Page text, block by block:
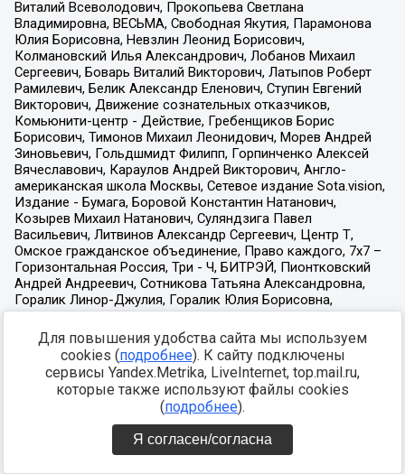
Для повышения удобства сайта мы используем
cookies (подробнее). К сайту подключены
сервисы Yandex.Metrika, LiveInternet, top.mail.ru,
которые также используют файлы cookies
(подробнее).
Я согласен/согласна